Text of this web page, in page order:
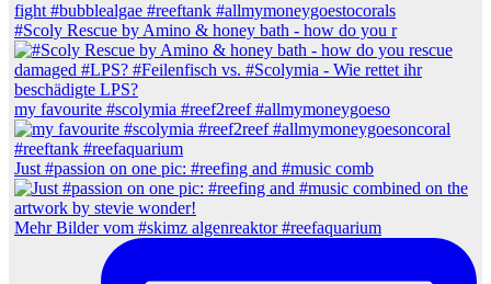
#Scoly Rescue by Amino & honey bath - how do you r
my favourite #scolymia #reef2reef #allmymoneygoeso
Just #passion on one pic: #reefing and #music comb
Mehr Bilder vom #skimz algenreaktor #reefaquarium